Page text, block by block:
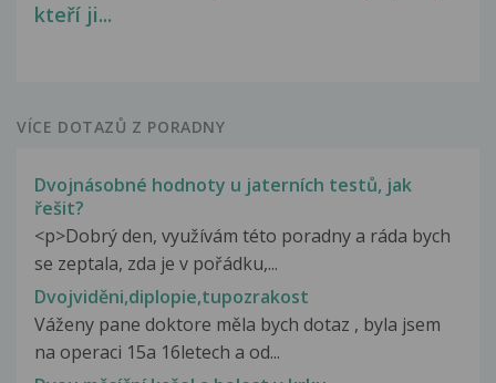
kteří ji...
VÍCE DOTAZŮ Z PORADNY
Dvojnásobné hodnoty u jaterních testů, jak
řešit?
<p>Dobrý den, využívám této poradny a ráda bych
se zeptala, zda je v pořádku,...
Dvojviděni,diplopie,tupozrakost
Váženy pane doktore měla bych dotaz , byla jsem
na operaci 15a 16letech a od...